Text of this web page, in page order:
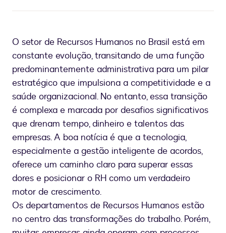
O setor de Recursos Humanos no Brasil está em
constante evolução, transitando de uma função
predominantemente administrativa para um pilar
estratégico que impulsiona a competitividade e a
saúde organizacional. No entanto, essa transição
é complexa e marcada por desafios significativos
que drenam tempo, dinheiro e talentos das
empresas. A boa notícia é que a tecnologia,
especialmente a gestão inteligente de acordos,
oferece um caminho claro para superar essas
dores e posicionar o RH como um verdadeiro
motor de crescimento.
Os departamentos de Recursos Humanos estão
no centro das transformações do trabalho. Porém,